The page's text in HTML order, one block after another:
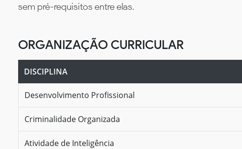
sem pré-requisitos entre elas.
ORGANIZAÇÃO CURRICULAR
DISCIPLINA
Desenvolvimento Profissional
Criminalidade Organizada
Atividade de Inteligência